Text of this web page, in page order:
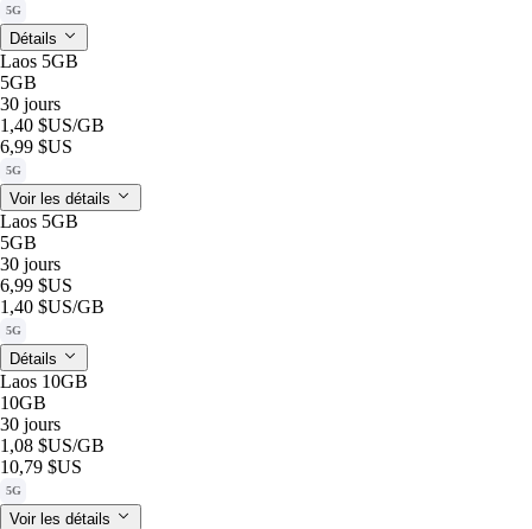
5G
Détails
Laos 5GB
5GB
30 jours
1,40 $US/GB
6,99 $US
5G
Voir les détails
Laos 5GB
5GB
30 jours
6,99 $US
1,40 $US/GB
5G
Détails
Laos 10GB
10GB
30 jours
1,08 $US/GB
10,79 $US
5G
Voir les détails